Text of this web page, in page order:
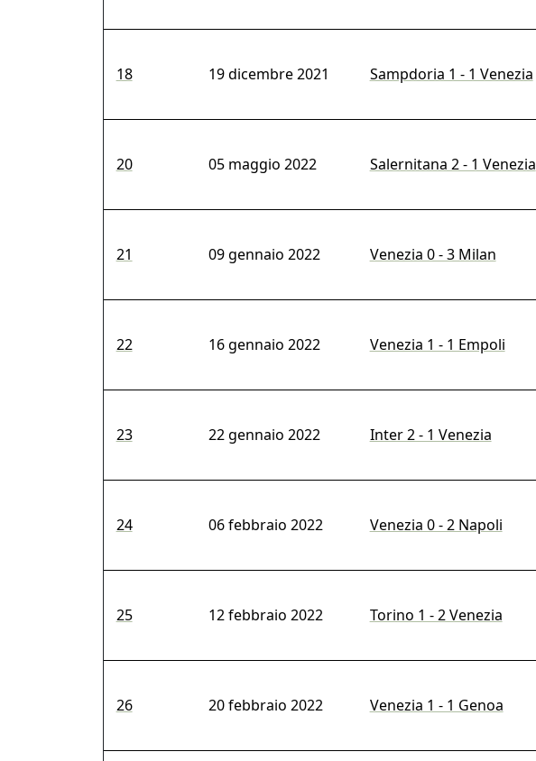
18 19 dicembre 2021 Sampdoria 1 - 1 Venezia
20 05 maggio 2022 Salernitana 2 - 1 Venezia
21 09 gennaio 2022 Venezia 0 - 3 Milan
22 16 gennaio 2022 Venezia 1 - 1 Empoli
23 22 gennaio 2022 Inter 2 - 1 Venezia
24 06 febbraio 2022 Venezia 0 - 2 Napoli
25 12 febbraio 2022 Torino 1 - 2 Venezia
26 20 febbraio 2022 Venezia 1 - 1 Genoa